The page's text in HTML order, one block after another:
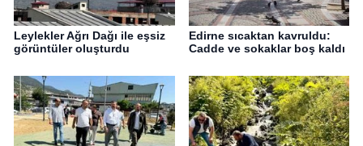
Leylekler Ağrı Dağı ile eşsiz
görüntüler oluşturdu
Edirne sıcaktan kavruldu:
Cadde ve sokaklar boş kaldı